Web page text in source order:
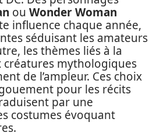
ou Wonder Woman
influence chaque année,
séduisant les amateurs
les thèmes liés à la
créatures mythologiques
de l’ampleur. Ces choix
pour les récits
par une
costumes évoquant